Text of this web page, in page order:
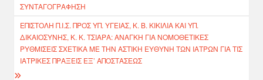
ΣΥΝΤΑΓΟΓΡΆΦΗΣΗ
ΕΠΙΣΤΟΛΉ Π.Ι.Σ. ΠΡΟΣ ΥΠ. ΥΓΕΊΑΣ, Κ. Β. ΚΙΚΊΛΙΑ ΚΑΙ ΥΠ.
ΔΙΚΑΙΟΣΎΝΗΣ, Κ. Κ. ΤΣΙΆΡΑ: ΑΝΆΓΚΗ ΓΙΑ ΝΟΜΟΘΕΤΙΚΈΣ
ΡΥΘΜΊΣΕΙΣ ΣΧΕΤΙΚΆ ΜΕ ΤΗΝ ΑΣΤΙΚΉ ΕΥΘΎΝΗ ΤΩΝ ΙΑΤΡΏΝ ΓΙΑ ΤΙΣ
ΙΑΤΡΙΚΈΣ ΠΡΆΞΕΙΣ ΕΞ’ ΑΠΟΣΤΆΣΕΩΣ